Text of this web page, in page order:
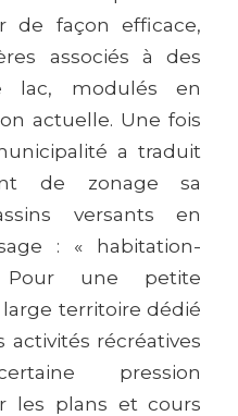
de façon efficace,
associés à des
lac, modulés en
actuelle. Une fois
a traduit
de zonage sa
versants en
: « habitation-
Pour une petite
territoire dédié
activités récréatives
pression
les plans et cours